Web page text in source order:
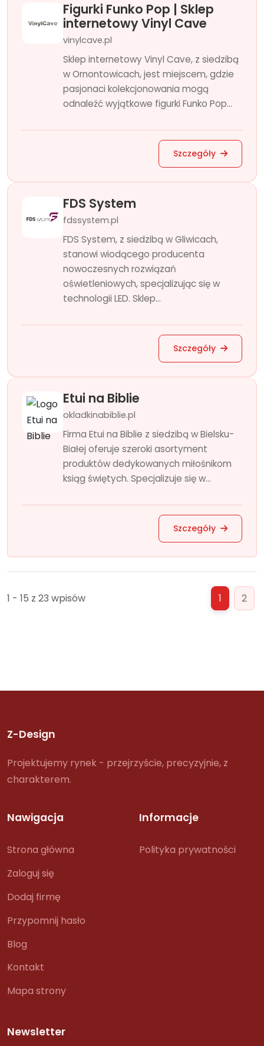
Figurki Funko Pop | Sklep
internetowy Vinyl Cave
vinylcave.pl
Sklep internetowy Vinyl Cave, z siedzibą
w Ornontowicach, jest miejscem, gdzie
pasjonaci kolekcjonowania mogą
odnaleźć wyjątkowe figurki Funko Pop...
Szczegóły
FDS System
fdssystem.pl
FDS System, z siedzibą w Gliwicach,
stanowi wiodącego producenta
nowoczesnych rozwiązań
oświetleniowych, specjalizując się w
technologii LED. Sklep...
Szczegóły
Etui na Biblie
okladkinabiblie.pl
Firma Etui na Biblie z siedzibą w Bielsku-
Białej oferuje szeroki asortyment
produktów dedykowanych miłośnikom
ksiąg świętych. Specjalizuje się w...
Szczegóły
1 - 15 z 23 wpisów 1 2
Z-Design
Projektujemy rynek - przejrzyście, precyzyjnie, z
charakterem.
Nawigacja
Strona główna
Zaloguj się
Dodaj firmę
Przypomnij hasło
Blog
Kontakt
Mapa strony
Informacje
Polityka prywatności
Newsletter